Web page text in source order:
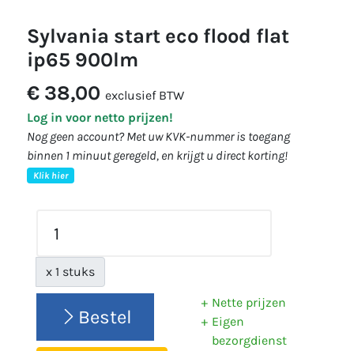
sylvania start eco flood flat
ip65 900lm
€ 38,00 exclusief BTW
Log in voor netto prijzen!
Nog geen account? Met uw KVK-nummer is toegang
binnen 1 minuut geregeld, en krijgt u direct korting!
Klik hier
x 1 stuks
Bestel
Nette prijzen
Eigen
bezorgdienst